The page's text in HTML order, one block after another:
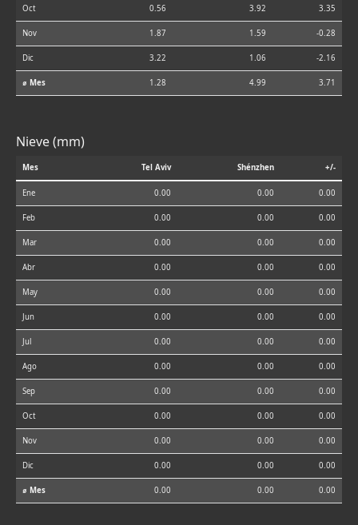
Oct 0.56 3.92 3.35
Nov 1.87 1.59 -0.28
Dic 3.22 1.06 -2.16
⌀ Mes 1.28 4.99 3.71
Nieve (mm)
Mes Tel Aviv Shénzhen +/-
Ene 0.00 0.00 0.00
Feb 0.00 0.00 0.00
Mar 0.00 0.00 0.00
Abr 0.00 0.00 0.00
May 0.00 0.00 0.00
Jun 0.00 0.00 0.00
Jul 0.00 0.00 0.00
Ago 0.00 0.00 0.00
Sep 0.00 0.00 0.00
Oct 0.00 0.00 0.00
Nov 0.00 0.00 0.00
Dic 0.00 0.00 0.00
⌀ Mes 0.00 0.00 0.00